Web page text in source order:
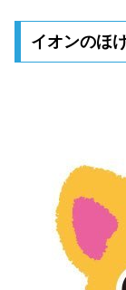
イオンのほ